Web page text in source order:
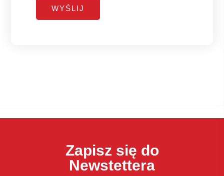
Zapisz się do
Newstettera